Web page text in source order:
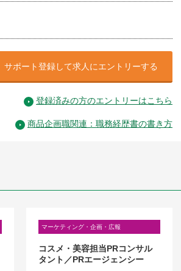
サポート登録して求人にエントリーする
登録済みの方のエントリーはこちら
商品企画職関連：職務経歴書の書き方
マーケティング・企画・広報
コスメ・美容担当PRコンサル
タント／PRエージェンシー